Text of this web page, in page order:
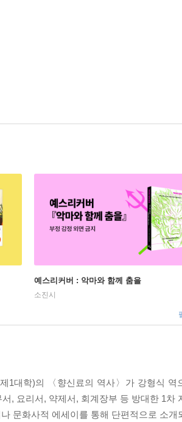
예스리커버 : 악마와 함께 춤을
소진시
1대학)의 〈향신료의 역사〉가 강형식 역
, 요리서, 약제서, 회계장부 등 방대한 1차
문화사적 에세이를 통해 단편적으로 소개